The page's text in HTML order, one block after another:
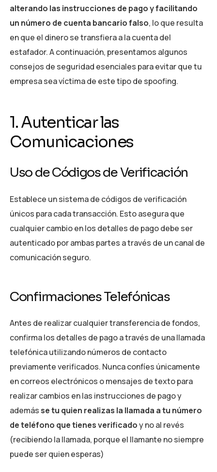
alterando las instrucciones de pago y facilitando
un número de cuenta bancario falso, lo que resulta
en que el dinero se transfiera a la cuenta del
estafador. A continuación, presentamos algunos
consejos de seguridad esenciales para evitar que tu
empresa sea víctima de este tipo de spoofing.
1. Autenticar las
Comunicaciones
Uso de Códigos de Verificación
Establece un sistema de códigos de verificación
únicos para cada transacción. Esto asegura que
cualquier cambio en los detalles de pago debe ser
autenticado por ambas partes a través de un canal de
comunicación seguro.
Confirmaciones Telefónicas
Antes de realizar cualquier transferencia de fondos,
confirma los detalles de pago a través de una llamada
telefónica utilizando números de contacto
previamente verificados. Nunca confíes únicamente
en correos electrónicos o mensajes de texto para
realizar cambios en las instrucciones de pago y
ademásse tu quien realizas la llamada a tu número
de teléfono que tienes verificadoy no al revés
(recibiendo la llamada, porque el llamante no siempre
puede ser quien esperas)